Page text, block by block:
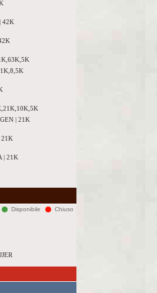
| 42K
| 21K
| 21K
Disponibile Chiuso